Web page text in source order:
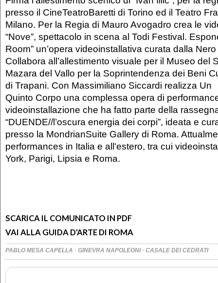
presso il CineTeatroBaretti di Torino ed il Teatro
Milano. Per la Regia di Mauro Avogadro crea le
“Nove”, spettacolo in scena al Todi Festival.
Room” un’opera videoinstallativa curata dalla
Collabora all’allestimento visuale per il Museo del
Mazara del Vallo per la Soprintendenza dei Beni
di Trapani. Con Massimiliano Siccardi realizza Un
Quinto Corpo una complessa opera di
videoinstallazione che ha fatto parte della
“DUENDE//l’oscura energia dei corpi”, ideata e
presso la MondrianSuite Gallery di Roma.
performances in Italia e all'estero, tra cui
York, Parigi, Lipsia e Roma.
SCARICA IL COMUNICATO IN PDF
VAI ALLA GUIDA D'ARTE DI ROMA
PABLO MESA CAPELLA · GINEVRA NAPOLEONI · CASALE DEI CEDRATI